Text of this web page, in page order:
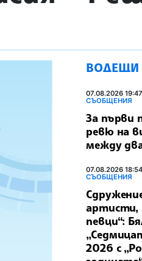
ВОДЕЩИ
07.08.2026 19:47
СЪОБЩЕНИЯ
За първи
ревю на
между
07.08.2026 18:54
СЪОБЩЕНИЯ
артисти,
певци“:
2026 с